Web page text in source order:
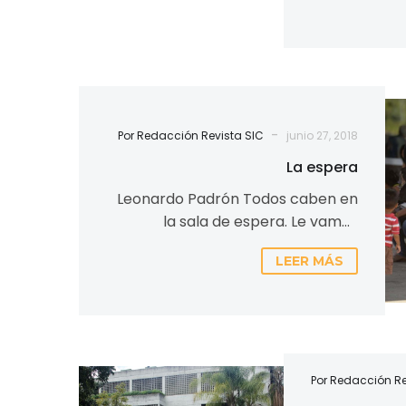
Por Redacción Revista SIC - junio 27, 2018
La espera
Leonardo Padrón Todos caben en
la sala de espera. Le vamos
haciendo espacio al ánimo o al
pesar que cada…
LEER MÁS
La
UCAB
Por Redacción